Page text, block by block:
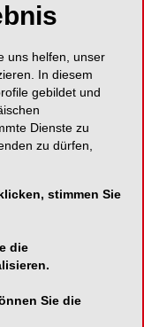
uns helfen, unser
In diesem
gebildet und
Dienste zu
zu dürfen,
stimmen Sie
die
Sie die